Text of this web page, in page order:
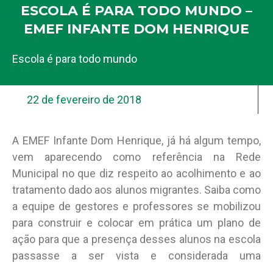
ESCOLA É PARA TODO MUNDO –
EMEF INFANTE DOM HENRIQUE
Escola é para todo mundo
22 de fevereiro de 2018
A EMEF Infante Dom Henrique, já há algum tempo,
vem aparecendo como referência na Rede
Municipal no que diz respeito ao acolhimento e ao
tratamento dado aos alunos migrantes. Saiba como
a equipe de gestores e professores se mobilizou
para construir e colocar em prática um plano de
ação para que a presença desses alunos na escola
passasse a ser vista e considerada uma